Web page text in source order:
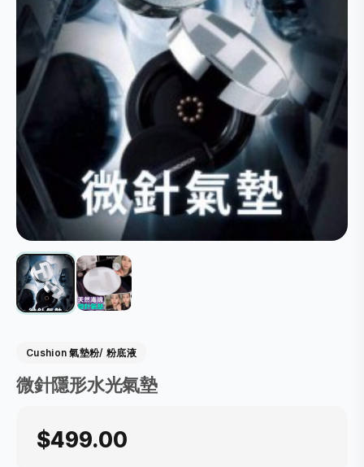
Cushion 氣墊粉/ 粉底液
微針隱形水光氣墊
$499.00